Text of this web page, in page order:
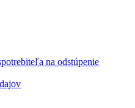
na odstúpenie